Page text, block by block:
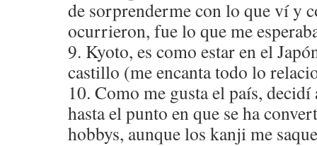
de sorprenderme con lo que ví y
ocurrieron, fue lo que me
9. Kyoto, es como estar en el
castillo (me encanta todo lo
10. Como me gusta el país,
hasta el punto en que se ha
hobbys, aunque los kanji me